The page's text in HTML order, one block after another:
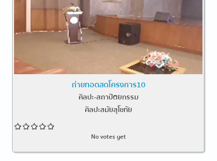
ถ่ายทอดสดโครงการ10
ศิลปะ-สถาปัตยกรรม
ศิลปะสมัยสุโขทัย
No votes yet